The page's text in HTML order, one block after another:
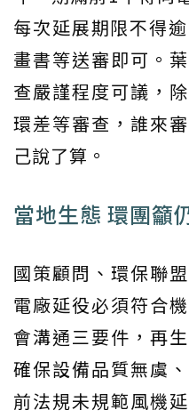
每次延展期限不得
畫書等送審即可。
查嚴謹程度可議，
環差等審查，誰來
己說了算。
當地生態 環團籲
國策顧問、環保聯
電廠延役必須符合
會溝通三要件，再
確保設備品質無虞
前法規未規範風機